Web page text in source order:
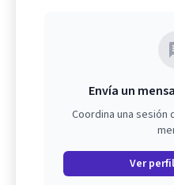
Envía un
Coordina una
Ver